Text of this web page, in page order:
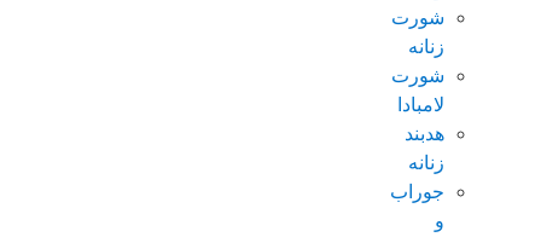
شورت
زنانه
شورت
لامبادا
هدبند
زنانه
جوراب
و